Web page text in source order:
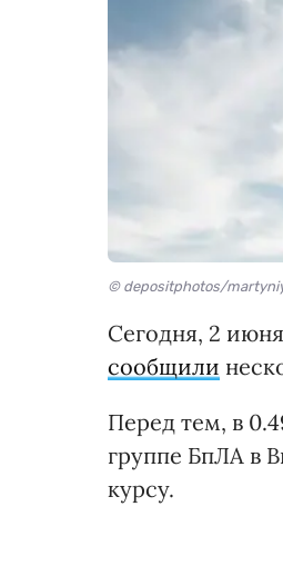
© depositphotos/
Сегодня, 2
сообщили
Перед тем, в
группе БпЛА в
курсу.